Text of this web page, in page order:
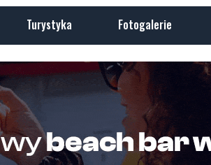
Turystyka Fotogalerie